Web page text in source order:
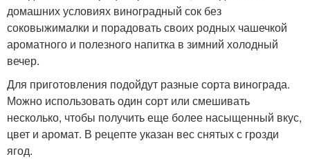
домашних условиях виноградный сок без
соковыжималки и порадовать своих родных чашечкой
ароматного и полезного напитка в зимний холодный
вечер.
Для приготовления подойдут разные сорта винограда.
Можно использовать один сорт или смешивать
несколько, чтобы получить еще более насыщенный вкус,
цвет и аромат. В рецепте указан вес снятых с грозди
ягод.